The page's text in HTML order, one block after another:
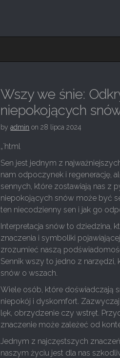
Wszy we śnie:
niepokojących
byadmin on28 lipca 2024
„`html
Sen jest jednym z
nam odpoczynek i regenerację,
sennych, które zostawiają nas z
niepokojących snów może być
ten niecodzienny sen i jak go
Interpretacja snów to dziedzina,
znaczenia i symboliki
zrozumieć naszą
Sennik wszy to jedno z
snów o wszach.
Wiele osób, które doświadczają
niepokój i dyskomfort.
lęk, obrzydzenie czy wstręt.
znaczenie może zależeć od
Jednym z najczęstszych
naszym życiu jest dla nas